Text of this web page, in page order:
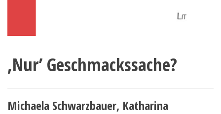
‚Nur’ Geschmackssache?
Michaela Schwarzbauer, Katharina